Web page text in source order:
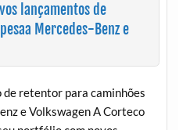
lançamentos de
Mercedes-Benz e
retentor para caminhões
e Volkswagen A Corteco